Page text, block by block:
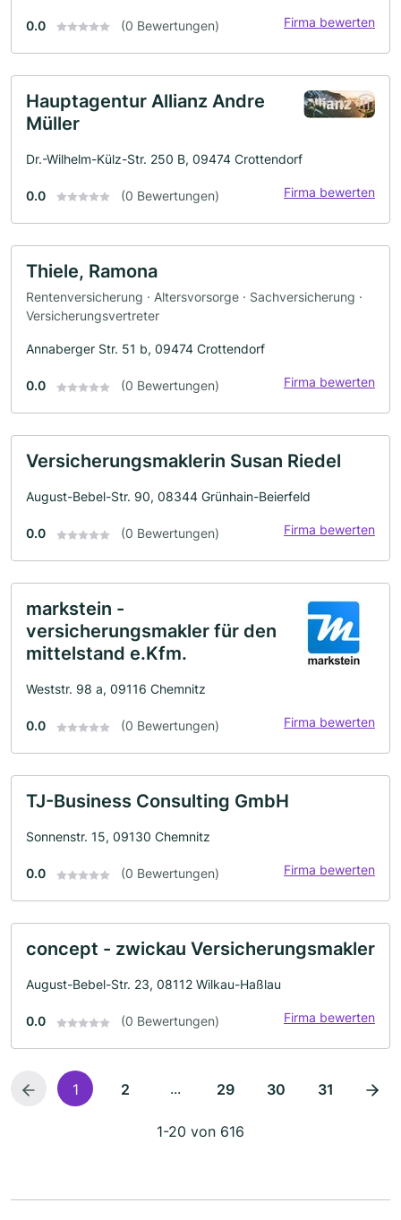
0.0 (0 Bewertungen) Firma bewerten
Hauptagentur Allianz Andre
Müller
Dr.-Wilhelm-Külz-Str. 250 B, 09474 Crottendorf
0.0 (0 Bewertungen) Firma bewerten
Thiele, Ramona
Rentenversicherung · Altersvorsorge · Sachversicherung ·
Versicherungsvertreter
Annaberger Str. 51 b, 09474 Crottendorf
0.0 (0 Bewertungen) Firma bewerten
Versicherungsmaklerin Susan Riedel
August-Bebel-Str. 90, 08344 Grünhain-Beierfeld
0.0 (0 Bewertungen) Firma bewerten
markstein -
versicherungsmakler für den
mittelstand e.Kfm.
Weststr. 98 a, 09116 Chemnitz
0.0 (0 Bewertungen) Firma bewerten
TJ-Business Consulting GmbH
Sonnenstr. 15, 09130 Chemnitz
0.0 (0 Bewertungen) Firma bewerten
concept - zwickau Versicherungsmakler
August-Bebel-Str. 23, 08112 Wilkau-Haßlau
0.0 (0 Bewertungen) Firma bewerten
1 2 ... 29 30 31
1-20 von 616